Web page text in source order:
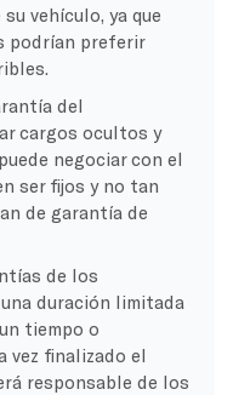
vehículo, ya que
podrían preferir
del
cargos ocultos y
negociar con el
ser fijos y no tan
de garantía de
de los
duración limitada
tiempo o
vez finalizado el
responsable de los